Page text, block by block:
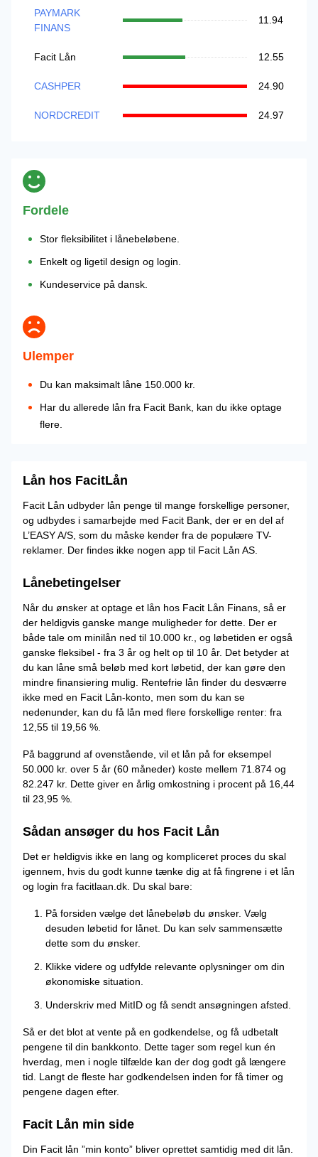
PAYMARK
FINANS
11.94
Facit Lån 12.55
CASHPER 24.90
NORDCREDIT 24.97
Fordele
Stor fleksibilitet i lånebeløbene.
Enkelt og ligetil design og login.
Kundeservice på dansk.
Ulemper
Du kan maksimalt låne 150.000 kr.
Har du allerede lån fra Facit Bank, kan du ikke optage
flere.
Lån hos FacitLån
Facit Lån udbyder lån penge til mange forskellige personer,
og udbydes i samarbejde med Facit Bank, der er en del af
L’EASY A/S, som du måske kender fra de populære TV-
reklamer. Der findes ikke nogen app til Facit Lån AS.
Lånebetingelser
Når du ønsker at optage et lån hos Facit Lån Finans, så er
der heldigvis ganske mange muligheder for dette. Der er
både tale om minilån ned til 10.000 kr., og løbetiden er også
ganske fleksibel - fra 3 år og helt op til 10 år. Det betyder at
du kan låne små beløb med kort løbetid, der kan gøre den
mindre finansiering mulig. Rentefrie lån finder du desværre
ikke med en Facit Lån-konto, men som du kan se
nedenunder, kan du få lån med flere forskellige renter: fra
12,55 til 19,56 %.
På baggrund af ovenstående, vil et lån på for eksempel
50.000 kr. over 5 år (60 måneder) koste mellem 71.874 og
82.247 kr. Dette giver en årlig omkostning i procent på 16,44
til 23,95 %.
Sådan ansøger du hos Facit Lån
Det er heldigvis ikke en lang og kompliceret proces du skal
igennem, hvis du godt kunne tænke dig at få fingrene i et lån
og login fra facitlaan.dk. Du skal bare:
På forsiden vælge det lånebeløb du ønsker. Vælg
desuden løbetid for lånet. Du kan selv sammensætte
dette som du ønsker.
Klikke videre og udfylde relevante oplysninger om din
økonomiske situation.
Underskriv med MitID og få sendt ansøgningen afsted.
Så er det blot at vente på en godkendelse, og få udbetalt
pengene til din bankkonto. Dette tager som regel kun én
hverdag, men i nogle tilfælde kan der dog godt gå længere
tid. Langt de fleste har godkendelsen inden for få timer og
pengene dagen efter.
Facit Lån min side
Din Facit lån ”min konto” bliver oprettet samtidig med dit lån.